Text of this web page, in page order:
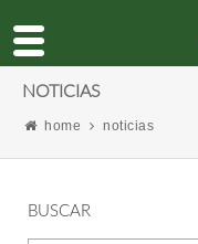
NOTICIAS
home noticias
BUSCAR